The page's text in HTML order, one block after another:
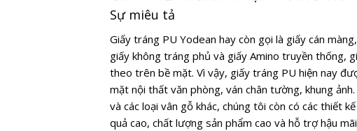
Sự miêu tả
Giấy tráng PU Yodean hay còn gọi là giấy cán
giấy không tráng phủ và giấy Amino truyền thống,
theo trên bề mặt. Vì vậy, giấy tráng PU hiện nay
mặt nội thất văn phòng, ván chân tường, khung
và các loại vân gỗ khác, chúng tôi còn có các thiết
quả cao, chất lượng sản phẩm cao và hỗ trợ hậu